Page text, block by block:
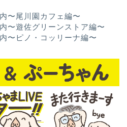
〜尾川園カフェ編〜
〜遊佐グリーンストア編〜
〜ピノ・コッリーナ編〜
ホーム